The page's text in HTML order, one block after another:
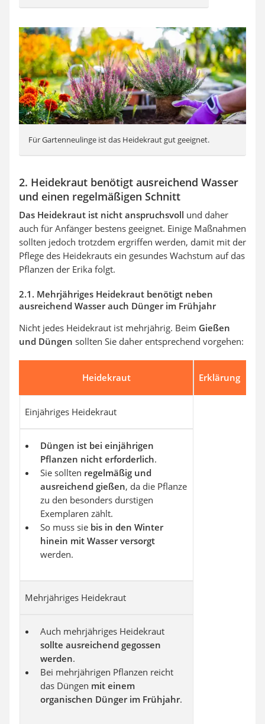
Für Gartenneulinge ist das Heidekraut gut geeignet.
2. Heidekraut benötigt ausreichend Wasser
und einen regelmäßigen Schnitt
Das Heidekraut ist nicht anspruchsvoll und daher
auch für Anfänger bestens geeignet. Einige Maßnahmen
sollten jedoch trotzdem ergriffen werden, damit mit der
Pflege des Heidekrauts ein gesundes Wachstum auf das
Pflanzen der Erika folgt.
2.1. Mehrjähriges Heidekraut benötigt neben
ausreichend Wasser auch Dünger im Frühjahr
Nicht jedes Heidekraut ist mehrjährig. Beim Gießen
und Düngen sollten Sie daher entsprechend vorgehen:
Heidekraut Erklärung
Einjähriges Heidekraut
Düngen ist bei einjährigen
Pflanzen nicht erforderlich.
Sie sollten regelmäßig und
ausreichend gießen, da die Pflanze
zu den besonders durstigen
Exemplaren zählt.
So muss sie bis in den Winter
hinein mit Wasser versorgt
werden.
Mehrjähriges Heidekraut
Auch mehrjähriges Heidekraut
sollte ausreichend gegossen
werden.
Bei mehrjährigen Pflanzen reicht
das Düngen mit einem
organischen Dünger im Frühjahr.